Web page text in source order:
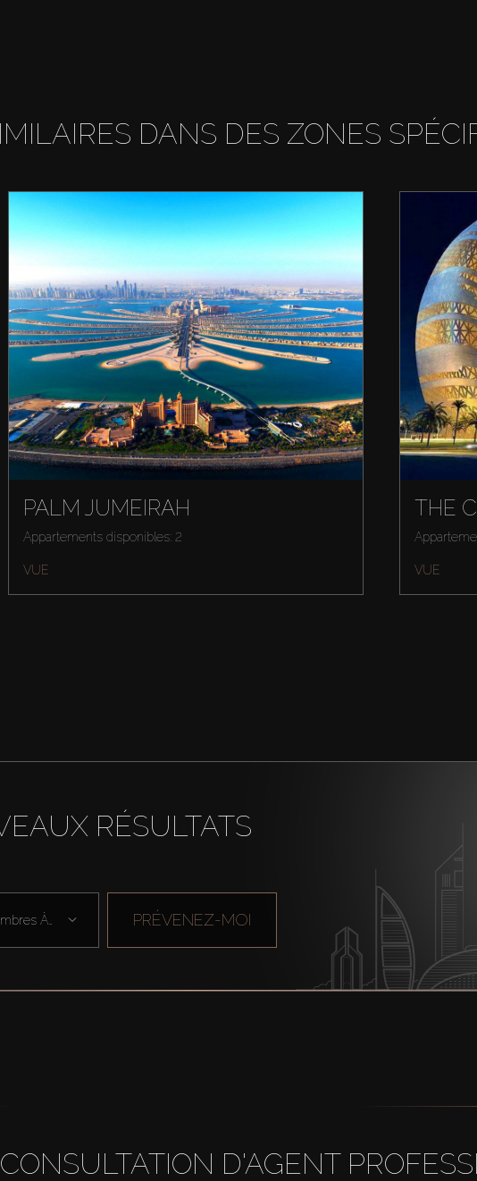
DANS DES ZONES
PALM JUMEIRAH
Appartements disponibles: 2
VUE
THE
VUE
RÉSULTATS
Chambres À Cou ... PRÉVENEZ-MOI
D'AGENT